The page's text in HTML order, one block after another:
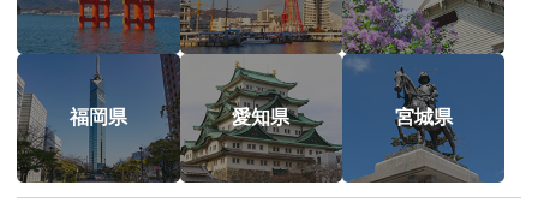
福岡県 愛知県 宮城県